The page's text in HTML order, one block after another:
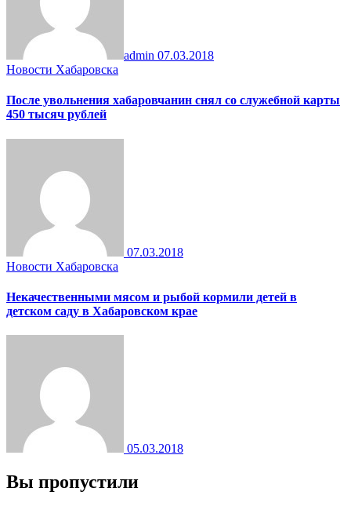
admin 07.03.2018
Новости Хабаровска
После увольнения хабаровчанин снял со служебной карты
450 тысяч рублей
07.03.2018
Новости Хабаровска
Некачественными мясом и рыбой кормили детей в
детском саду в Хабаровском крае
05.03.2018
Вы пропустили